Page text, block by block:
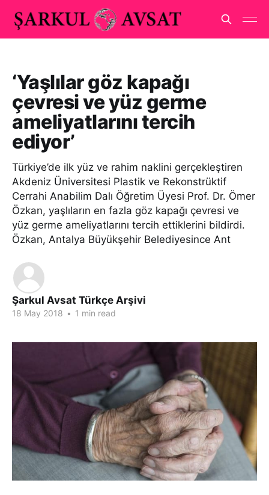
‘Yaşlılar göz kapağı
çevresi ve yüz germe
ameliyatlarını tercih
ediyor’
Türkiye’de ilk yüz ve rahim naklini gerçekleştiren
Akdeniz Üniversitesi Plastik ve Rekonstrüktif
Cerrahi Anabilim Dalı Öğretim Üyesi Prof. Dr. Ömer
Özkan, yaşlıların en fazla göz kapağı çevresi ve
yüz germe ameliyatlarını tercih ettiklerini bildirdi.
Özkan, Antalya Büyükşehir Belediyesince Ant
Şarkul Avsat Türkçe Arşivi
18 May 2018 • 1 min read